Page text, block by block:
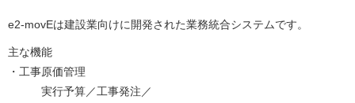
e2-movEは建設業向けに開発された業務統合システムです。
主な機能
・工事原価管理
実行予算／工事発注／